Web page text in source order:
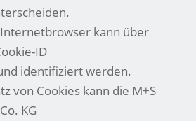
kann über
ID
identifiziert werden.
von Cookies kann die M+S
KG